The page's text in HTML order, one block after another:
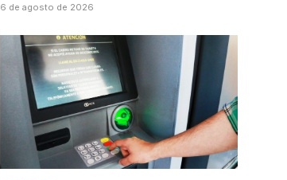
6 de agosto de 2026